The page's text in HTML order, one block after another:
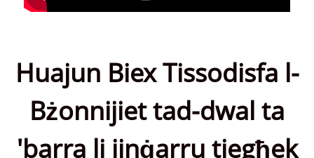
Huajun Biex Tissodisfa l-
Bżonnijiet tad-dwal ta
'barra li jinġarru tiegħek